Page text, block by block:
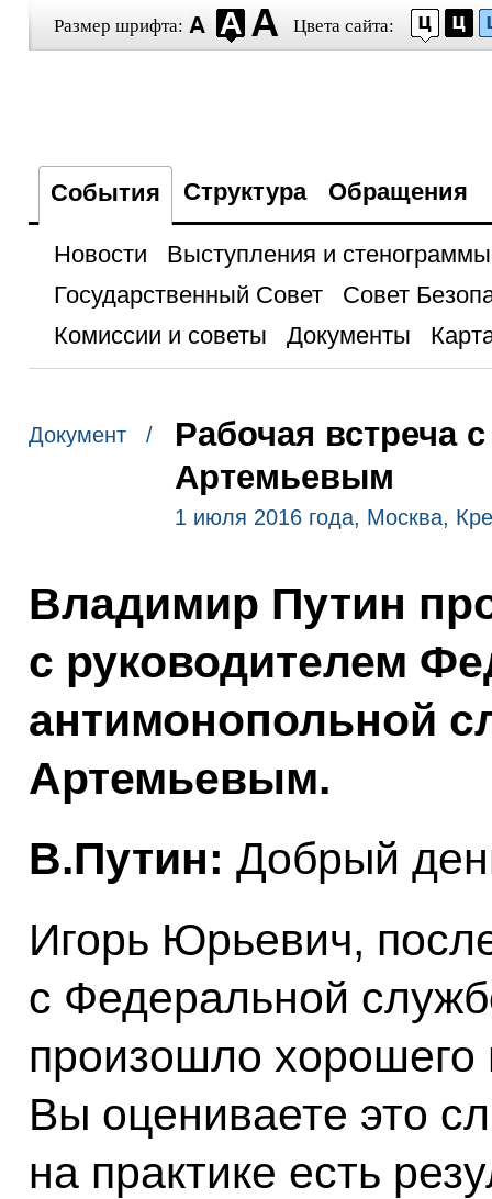
Размер шрифта: Цвета сайта:
События Структура Обращения
Новости
Выступления и стенограммы
Государственный Совет
Совет
Комиссии и советы
Документы
Документ /
Рабочая встреча
Артемьевым
1 июля 2016 года, Москва,
Владимир Путин
с руководителем
антимонопольной
Артемьевым.
В.Путин: Добрый
Игорь Юрьевич,
с Федеральной
произошло
Вы оцениваете это
на практике есть